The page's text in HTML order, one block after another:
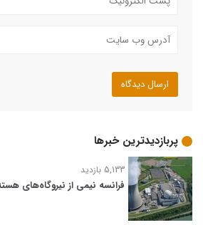
پربازدیدترین خبرها
5,133 بازدید
فرانسه نیمی از نیروگاه‌های